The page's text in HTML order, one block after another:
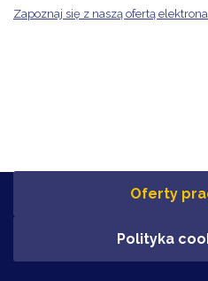
Zapoznaj się z naszą ofertą
Oferty
Polityka